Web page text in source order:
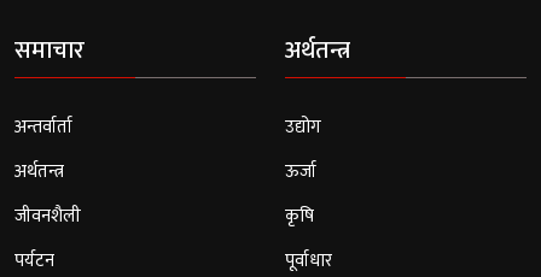
समाचार
अन्तर्वार्ता
अर्थतन्त्र
जीवनशैली
पर्यटन
अर्थतन्त्र
उद्योग
ऊर्जा
कृषि
पूर्वाधार